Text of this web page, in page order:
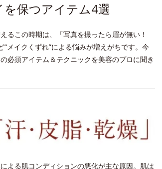
を保つアイテム4選
るこの時期は、「写真を撮ったら眉が無い！
メイクくずれ”による悩みが増えがちです。今
必須アイテム＆テクニックを美容のプロに聞き
よる肌コンディションの悪化が主な原因。肌は